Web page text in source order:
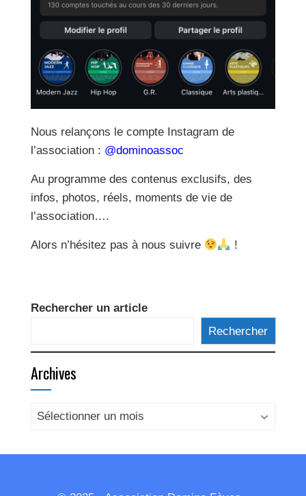
Nous relançons le compte Instagram de
l’association : @dominoassoc
Au programme des contenus exclusifs, des
infos, photos, réels, moments de vie de
l’association….
Alors n’hésitez pas à nous suivre !
Rechercher un article
Rechercher
Archives
Archives